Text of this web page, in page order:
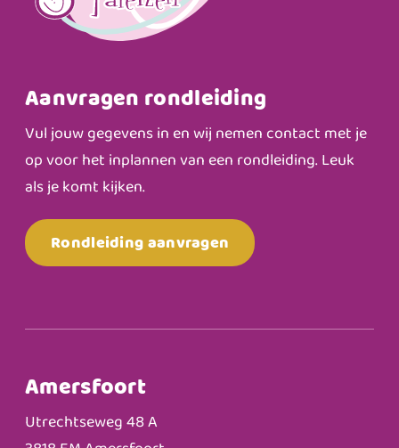
Aanvragen rondleiding
Vul jouw gegevens in en wij nemen contact met je
op voor het inplannen van een rondleiding. Leuk
als je komt kijken.
Rondleiding aanvragen
Amersfoort
Utrechtseweg 48 A